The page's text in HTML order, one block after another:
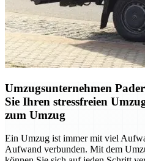
Umzugsunternehmen
Sie Ihren stressfreien
zum Umzug
Ein Umzug ist immer mit viel
Aufwand verbunden. Mit dem